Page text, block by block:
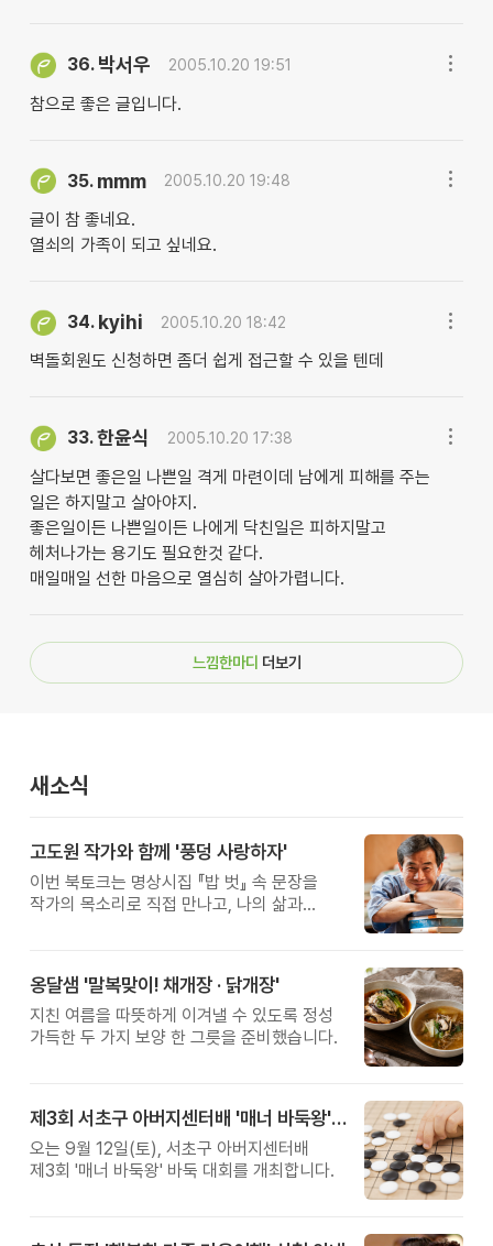
36. 박서우 2005.10.20 19:51
참으로 좋은 글입니다.
35. mmm 2005.10.20 19:48
글이 참 좋네요.
열쇠의 가족이 되고 싶네요.
34. kyihi 2005.10.20 18:42
벽돌회원도 신청하면 좀더 쉽게 접근할 수 있을 텐데
33.한윤식 2005.10.20 17:38
살다보면 좋은일 나쁜일 격게 마련이데 남에게 피해를 주는
일은 하지말고 살아야지.
좋은일이든 나쁜일이든 나에게 닥친일은 피하지말고
헤처나가는 용기도 필요한것 같다.
매일매일 선한 마음으로 열심히 살아가렵니다.
느낌한마디 더보기
새소식
고도원 작가와 함께 '풍덩 사랑하자'
이번 북토크는 명상시집 『밥 벗』 속 문장을
작가의 목소리로 직접 만나고, 나의 삶과
옹달샘 '말복맞이! 채개장 · 닭개장'
지친 여름을 따뜻하게 이겨낼 수 있도록 정성
가득한 두 가지 보양 한 그릇을 준비했습니다.
제3회 서초구 아버지센터배 '매너 바둑왕' 대회
오는 9월 12일(토), 서초구 아버지센터배
제3회 '매너 바둑왕' 바둑 대회를 개최합니다.